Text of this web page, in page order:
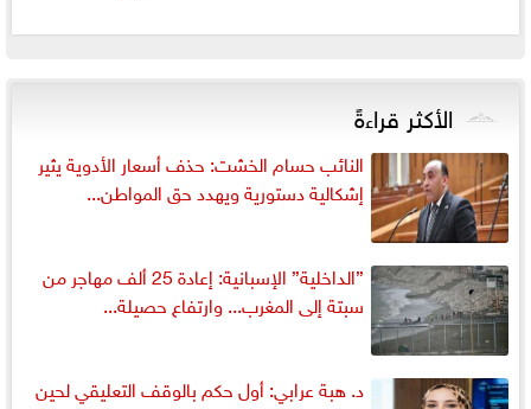
الأكثر قراءةً
النائب حسام الخشت: حذف أسعار الأدوية يثير
إشكالية دستورية ويهدد حق المواطن...
”الداخلية” الإسبانية: إعادة 25 ألف مهاجر من
سبتة إلى المغرب... وارتفاع حصيلة...
د. هبة عرابي: أول حكم بالوقف التعليقي لحين